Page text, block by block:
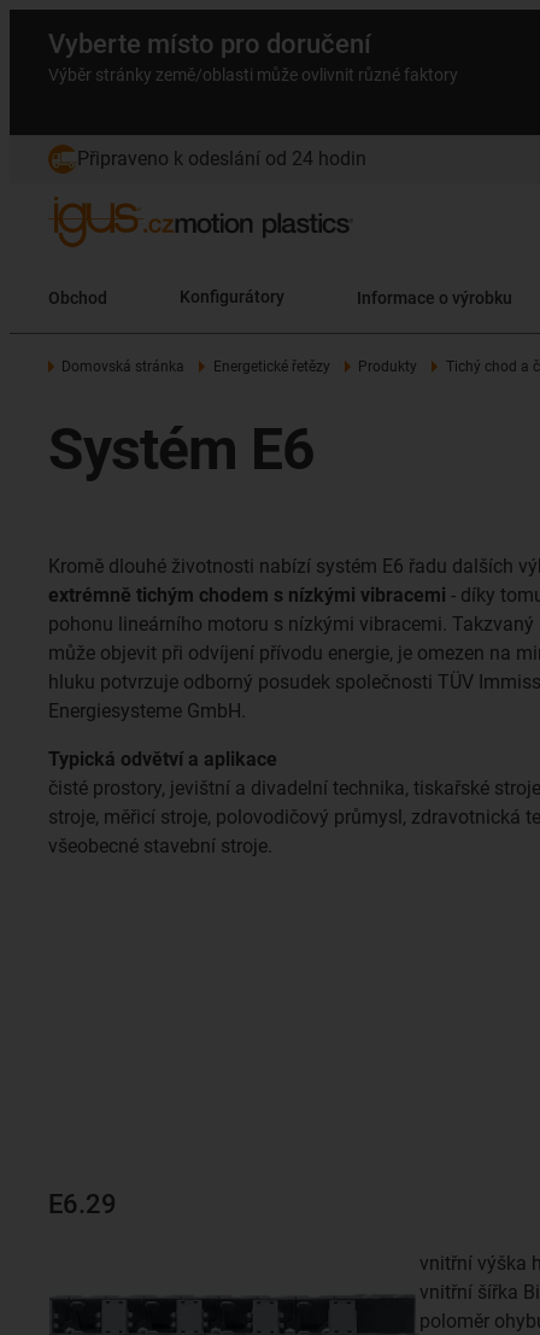
Vyberte místo pro doručení
Výběr stránky země/oblasti může ovlivnit různé faktory
Připraveno k odeslání od 24 hodin
Obchod Konfigurátory Informace o výrobku
Domovská stránka Energetické řetězy Produkty Tichý chod a
Systém E6
Kromě dlouhé životnosti nabízí systém E6 řadu dalších
extrémně tichým chodem s nízkými vibracemi - díky
pohonu lineárního motoru s nízkými vibracemi.
může objevit při odvíjení přívodu energie, je omezen na
hluku potvrzuje odborný posudek společnosti TÜV
Energiesysteme GmbH.
Typická odvětví a aplikace
čisté prostory, jevištní a divadelní technika, tiskařské
stroje, měřicí stroje, polovodičový průmysl, zdravotnická
všeobecné stavební stroje.
E6.29
vnitřní výška
vnitřní šířka
poloměr